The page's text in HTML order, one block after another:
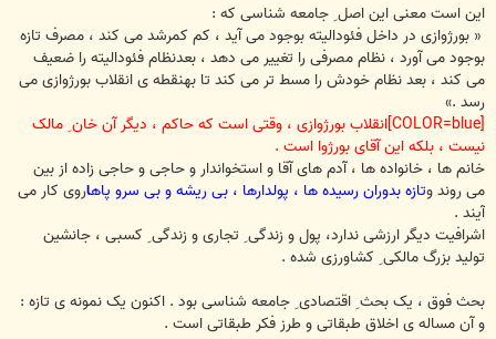
این است معنی این اصل ِ جامعه شناسی که :
« بورژوازی در داخل فئودالیته بوجود می آید ، کم کمرشد می کند ، مصرف تازه
بوجود می آورد ، نظام مصرفی را تغییر می دهد ، بعدنظام فئودالیته را ضعیف
می کند ، بعد نظام خودش را مسط تر می کند تا بهنقطه ی انقلاب بورژوازی می
رسد .»
[COLOR=blue]انقلاب بورژوازی ، وقتی است که حاکم ، دیگر آن خان ِ مالک
نیست ، بلکه این آقای بورژوا است .
خانم ها ، خانواده ها ، آدم های آقا و استخواندار و حاجی و حاجی زاده از بین
می روند وتازه بدوران رسیده ها ، پولدارها ، بی ریشه و بی سرو پاهاروی کار می
آیند .
اشرافیت دیگر ارزشی ندارد، پول و زندگی ِ تجاری و زندگی ِ کسبی ، جانشین
تولید بزرگ مالکی ِ کشاورزی شده .
بحث فوق ، یک بحث ِ اقتصادی ِ جامعه شناسی بود . اکنون یک نمونه ی تازه :
و آن مساله ی اخلاق طبقاتی و طرز فکر طبقاتی است .